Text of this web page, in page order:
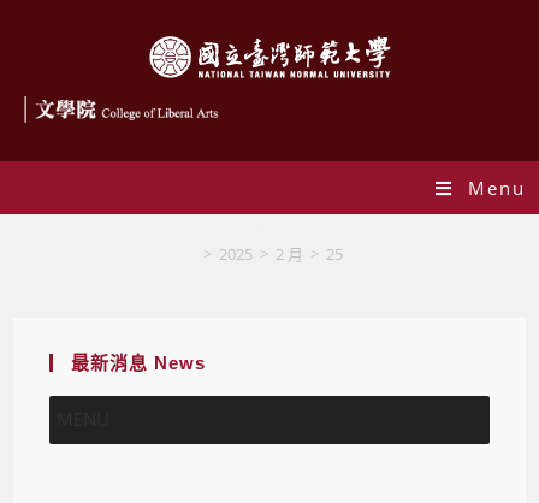
Menu
> 2025 > 2 月 > 25
最新消息 News